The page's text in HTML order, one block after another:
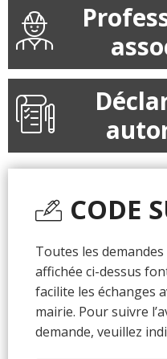
CODE
Toutes les
affichée ci-dessus
facilite les échanges
mairie. Pour suivre
demande, veuillez